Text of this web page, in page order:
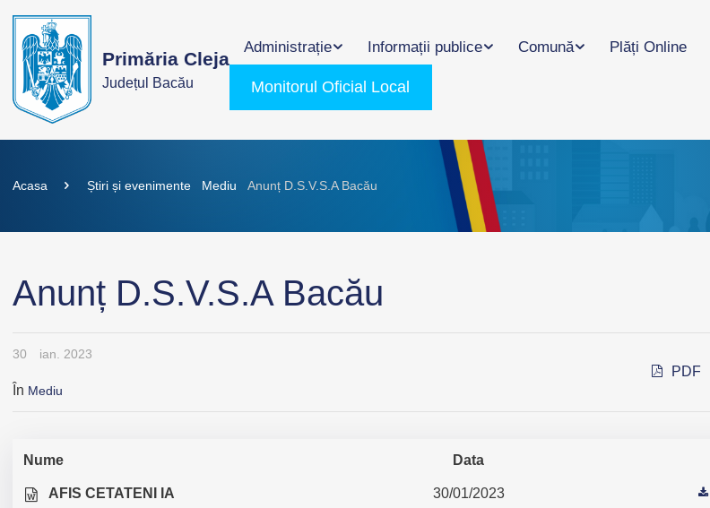
Primăria Cleja
Județul Bacău
Administrație Informații publice Comună Plăți Online
Monitorul Oficial Local
Acasa Știri și evenimente Mediu Anunț D.S.V.S.A Bacău
Anunț D.S.V.S.A Bacău
30 ian. 2023
În Mediu
PDF
Nume Data
AFIS CETATENI IA 30/01/2023